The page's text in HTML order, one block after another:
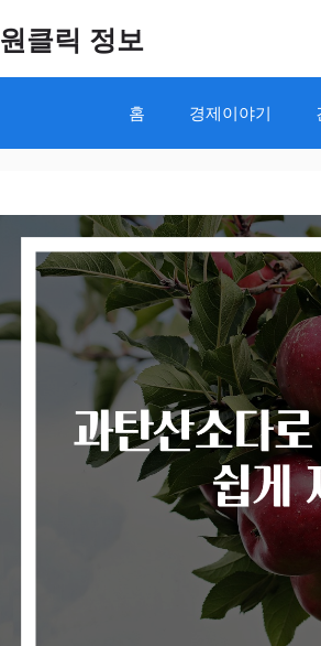
원클릭 정보
홈 경제이야기